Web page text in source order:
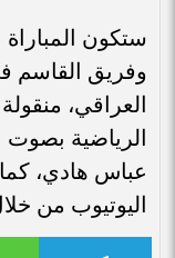
ستكون
العراقي،
الرياضية بصوت
عباس هادي،
اليوتيوب من